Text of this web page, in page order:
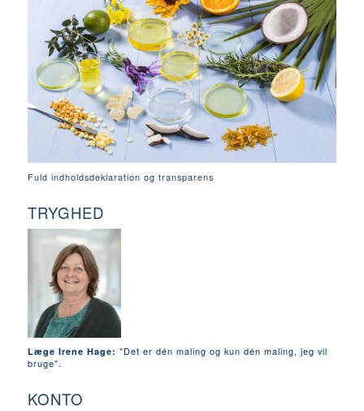
Fuld indholdsdeklaration og transparens
TRYGHED
Læge Irene Hage: "Det er dén maling og kun dén maling, jeg vil
bruge".
KONTO